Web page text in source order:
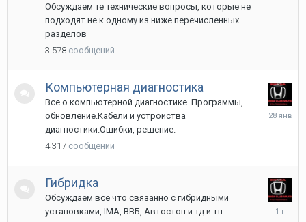
Обсуждаем те технические вопросы, которые не
подходят не к одному из ниже перечисленных
разделов
3 578 сообщений
Компьютерная диагностика
Все о компьютерной диагностике. Программы,
обновление.Кабели и устройства
диагностики.Ошибки, решение.
4 317 сообщений
28
Гибридка
Обсуждаем всё что связанно с гибридными
установками, IMA, ВВБ, Автостоп и тд и тп